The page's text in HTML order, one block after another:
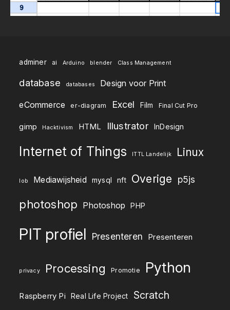
adminer ai Arduino blender Class Management
database databases Design voor Print
eCommerce er-diagram Excel Film Final Cut Pro
gimp Hacktivism HTML Illustrator InDesign
Internet of Things ITTL Landelijk Linux
lob Mediawijsheid mysql nft Overige p5js
photoshop Photoshop PHP
PIT profiel Presenteren Presenteren
privacy Processing Promotie Python
Raspberry Pi Real Life Project Scratch